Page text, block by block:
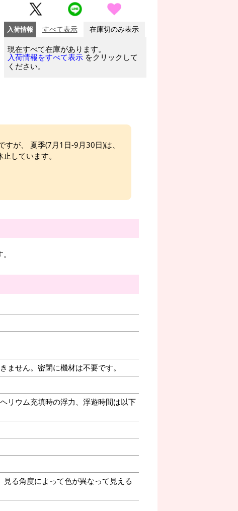
入荷情報 すべて表示 在庫切のみ表示
現在すべて在庫があります。
入荷情報をすべて表示 をクリックして
ください。
すが、 夏季(7月1日-9月30日)は、
しています。
ません。密閉に機材は不要です。
リウム充填時の浮力、浮遊時間は以下
る角度によって色が異なって見える